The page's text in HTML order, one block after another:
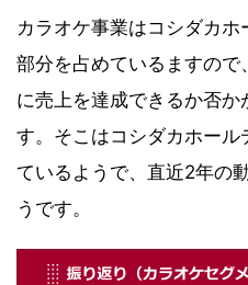
カラオケ事業はコシダカ
部分を占めているますので
に売上を達成できるか否か
す。そこはコシダカホー
ているようで、直近2年の
うです。